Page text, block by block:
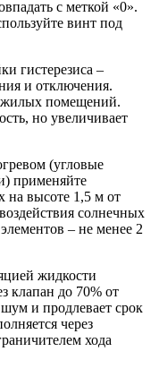
с меткой «0».
винт под
гистерезиса –
и отключения.
жилых помещений.
но увеличивает
(угловые
применяйте
на высоте 1,5 м от
солнечных
– не менее 2
жидкости
клапан до 70% от
и продлевает срок
через
хода